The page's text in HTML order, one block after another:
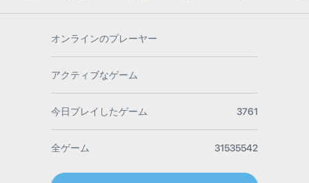
オンラインのプレーヤー
アクティブなゲーム
今日プレイしたゲーム 3761
全ゲーム 31535542